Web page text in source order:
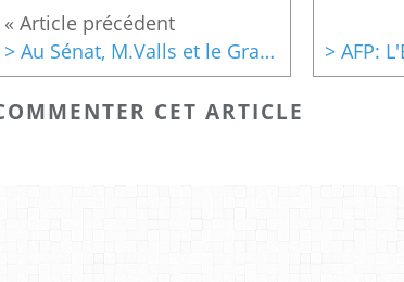
> Au Sénat, M.Valls et le Grand Paris
CET ARTICLE